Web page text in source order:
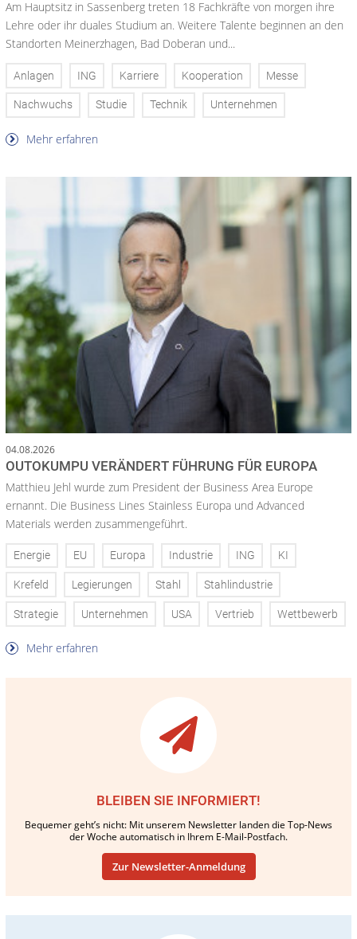
Am Hauptsitz in Sassenberg treten 18 Fachkräfte von morgen ihre
Lehre oder ihr duales Studium an. Weitere Talente beginnen an den
Standorten Meinerzhagen, Bad Doberan und...
Anlagen ING Karriere Kooperation Messe
Nachwuchs Studie Technik Unternehmen
Mehr erfahren
04.08.2026
OUTOKUMPU VERÄNDERT FÜHRUNG FÜR EUROPA
Matthieu Jehl wurde zum President der Business Area Europe
ernannt. Die Business Lines Stainless Europa und Advanced
Materials werden zusammengeführt.
Energie EU Europa Industrie ING KI
Krefeld Legierungen Stahl Stahlindustrie
Strategie Unternehmen USA Vertrieb Wettbewerb
Mehr erfahren
BLEIBEN SIE INFORMIERT!
Bequemer geht’s nicht: Mit unserem Newsletter landen die Top-News
der Woche automatisch in Ihrem E-Mail-Postfach.
Zur Newsletter-Anmeldung